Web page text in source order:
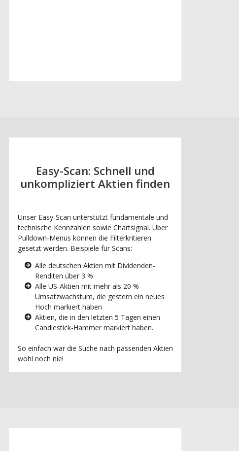
Easy-Scan: Schnell und
unkompliziert Aktien finden
Unser Easy-Scan unterstützt fundamentale und
technische Kennzahlen sowie Chartsignal. Über
Pulldown-Menüs können die Filterkritieren
gesetzt werden. Beispiele für Scans:
Alle deutschen Aktien mit Dividenden-
Renditen über 3 %
Alle US-Aktien mit mehr als 20 %
Umsatzwachstum, die gestern ein neues
Hoch markiert haben
Aktien, die in den letzten 5 Tagen einen
Candlestick-Hammer markiert haben.
So einfach war die Suche nach passenden Aktien
wohl noch nie!